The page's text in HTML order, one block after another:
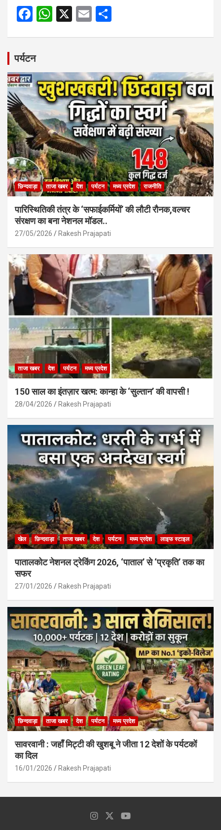
F
b
o
o
k
W
A
p
p
X
E
पर्यटन
छिन्दवाड़ा ताजा खबर देश पर्यटन मध्य प्रदेश राजनीति
पारिस्थितिकी तंत्र के ‘सफाईकर्मियों’ की लौटी रौनक,वल्चर
संरक्षण का बना नेशनल मॉडल..
27/05/2026 Rakesh Prajapati
ताजा खबर देश पर्यटन मध्य प्रदेश
150 साल का इंतज़ार खत्म: कान्हा के ‘सुल्तान’ की वापसी !
28/04/2026 Rakesh Prajapati
खेल छिन्दवाड़ा ताजा खबर देश पर्यटन मध्य प्रदेश लाइफ स्टाइल
पातालकोट नेशनल ट्रेकिंग 2026, ‘पाताल’ से ‘प्रकृति’ तक का
सफर
27/01/2026 Rakesh Prajapati
छिन्दवाड़ा ताजा खबर देश पर्यटन मध्य प्रदेश
सावरवानी : जहाँ मिट्टी की खुशबू ने जीता 12 देशों के पर्यटकों
का दिल
16/01/2026 Rakesh Prajapati